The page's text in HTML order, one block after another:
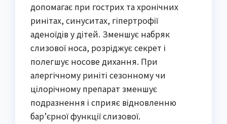
допомагає при гострих та хронічних
ринітах, синуситах, гіпертрофії
аденоїдів у дітей. Зменшує набряк
слизової носа, розріджує секрет і
полегшує носове дихання. При
алергічному риніті сезонному чи
цілорічному препарат зменшує
подразнення і сприяє відновленню
бар’єрної функції слизової.